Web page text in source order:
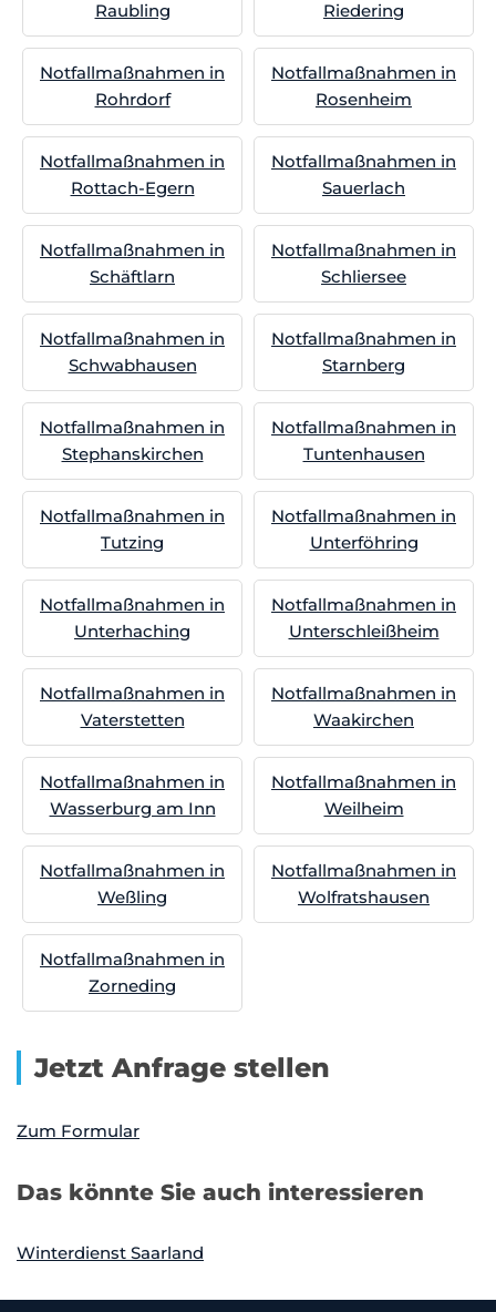
Raubling
Riedering
Notfallmaßnahmen in
Rohrdorf
Notfallmaßnahmen in
Rosenheim
Notfallmaßnahmen in
Rottach-Egern
Notfallmaßnahmen in
Sauerlach
Notfallmaßnahmen in
Schäftlarn
Notfallmaßnahmen in
Schliersee
Notfallmaßnahmen in
Schwabhausen
Notfallmaßnahmen in
Starnberg
Notfallmaßnahmen in
Stephanskirchen
Notfallmaßnahmen in
Tuntenhausen
Notfallmaßnahmen in
Tutzing
Notfallmaßnahmen in
Unterföhring
Notfallmaßnahmen in
Unterhaching
Notfallmaßnahmen in
Unterschleißheim
Notfallmaßnahmen in
Vaterstetten
Notfallmaßnahmen in
Waakirchen
Notfallmaßnahmen in
Wasserburg am Inn
Notfallmaßnahmen in
Weilheim
Notfallmaßnahmen in
Weßling
Notfallmaßnahmen in
Wolfratshausen
Notfallmaßnahmen in
Zorneding
Jetzt Anfrage stellen
Zum Formular
Das könnte Sie auch interessieren
Winterdienst Saarland